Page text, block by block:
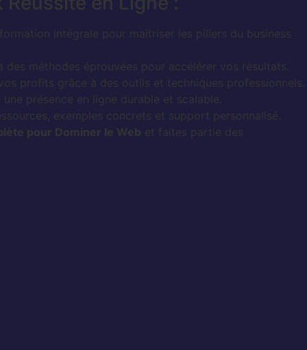
intégrale pour maîtriser les piliers du business
des méthodes éprouvées pour accélérer vos résultats.
profits grâce à des outils et techniques professionnels.
une présence en ligne durable et scalable.
exemples concrets et support personnalisé.
pour Dominer le Web et faites partie des